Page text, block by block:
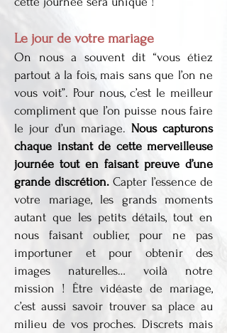
Le jour de votre mariage
On nous a souvent dit “vous étiez
partout à la fois, mais sans que l’on ne
vous voit”. Pour nous, c’est le meilleur
compliment que l’on puisse nous faire
le jour d’un mariage.Nous capturons
chaque instant de cette merveilleuse
journée tout en faisant preuve d’une
grande discrétion.Capter l’essence de
votre mariage, les grands moments
autant que les petits détails, tout en
nous faisant oublier, pour ne pas
importuner et pour obtenir des
images naturelles… voilà notre
mission ! Être vidéaste de mariage,
c’est aussi savoir trouver sa place au
milieu de vos proches. Discrets mais